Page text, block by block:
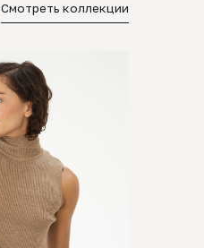
Смотреть коллекции